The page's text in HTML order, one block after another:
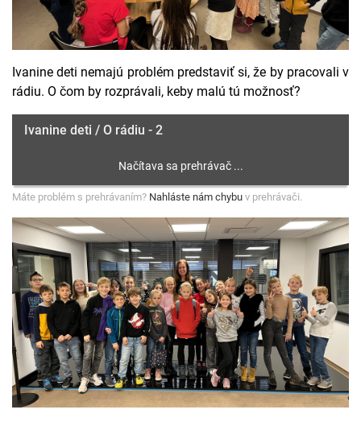
Ivanine deti nemajú problém predstaviť si, že by pracovali v
rádiu. O čom by rozprávali, keby malú tú možnosť?
Ivanine deti / O rádiu - 2
Máte problém s prehrávaním? Nahláste nám chybu v prehrávači.